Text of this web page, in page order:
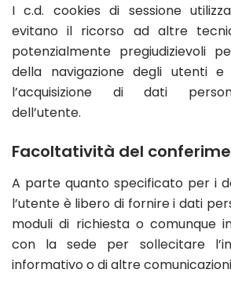
I c.d. cookies di sessione
evitano il ricorso ad altre
potenzialmente pregiudizievoli
della navigazione degli utenti e
l’acquisizione di dati
dell’utente.
Facoltatività del
A parte quanto specificato per i
l’utente è libero di fornire i dati
moduli di richiesta o comunque
con la sede per sollecitare
informativo o di altre